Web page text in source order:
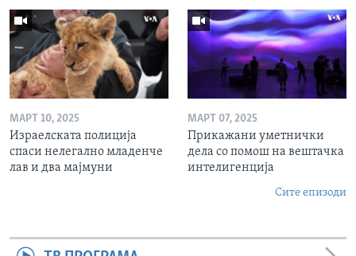
МАРТ 10, 2025
Израелската полиција
спаси нелегално младенче
лав и два мајмуни
МАРТ 07, 2025
Прикажани уметнички
дела со помош на вештачка
интелигенција
Сите епизоди